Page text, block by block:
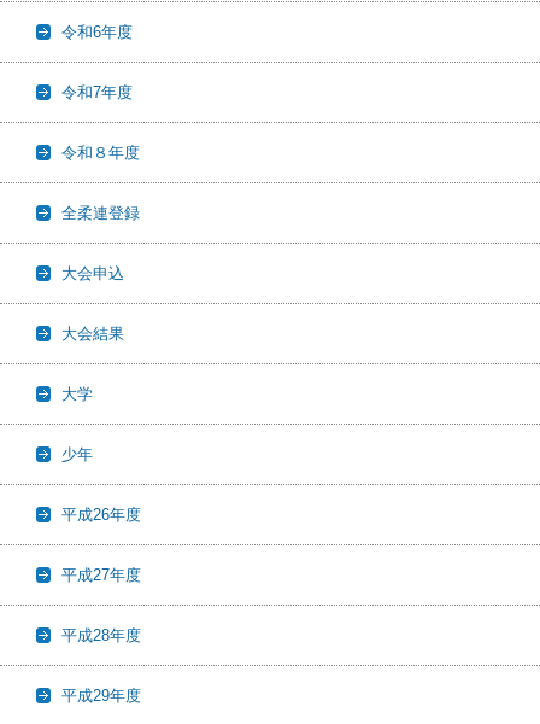
令和6年度
令和7年度
令和８年度
全柔連登録
大会申込
大会結果
大学
少年
平成26年度
平成27年度
平成28年度
平成29年度